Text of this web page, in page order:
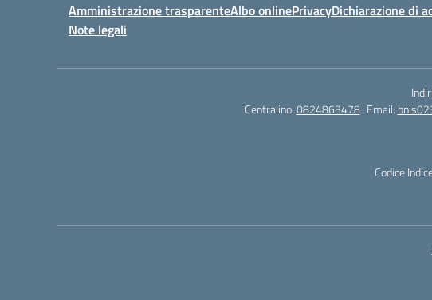
Amministrazione trasparenteAlbo onlinePrivacyDichiarazione di
Note legali
Centralino:0824863478 Email:
Codice